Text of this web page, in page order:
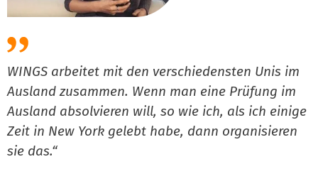
WINGS arbeitet mit den verschiedensten Unis im
Ausland zusammen. Wenn man eine Prüfung im
Ausland absolvieren will, so wie ich, als ich einige
Zeit in New York gelebt habe, dann organisieren
sie das.“